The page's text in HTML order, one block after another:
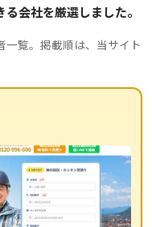
会社を厳選しました。
覧。掲載順は、当サイト